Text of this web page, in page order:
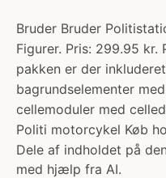
Bruder Bruder
Figurer. Pris: 299.95 kr.
pakken er der
bagrundselementer
cellemoduler med
Politi motorcykel Køb
Dele af indholdet på
med hjælp fra AI.